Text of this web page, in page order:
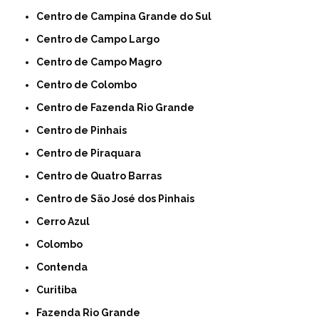
Centro de Campina Grande do Sul
Centro de Campo Largo
Centro de Campo Magro
Centro de Colombo
Centro de Fazenda Rio Grande
Centro de Pinhais
Centro de Piraquara
Centro de Quatro Barras
Centro de São José dos Pinhais
Cerro Azul
Colombo
Contenda
Curitiba
Fazenda Rio Grande